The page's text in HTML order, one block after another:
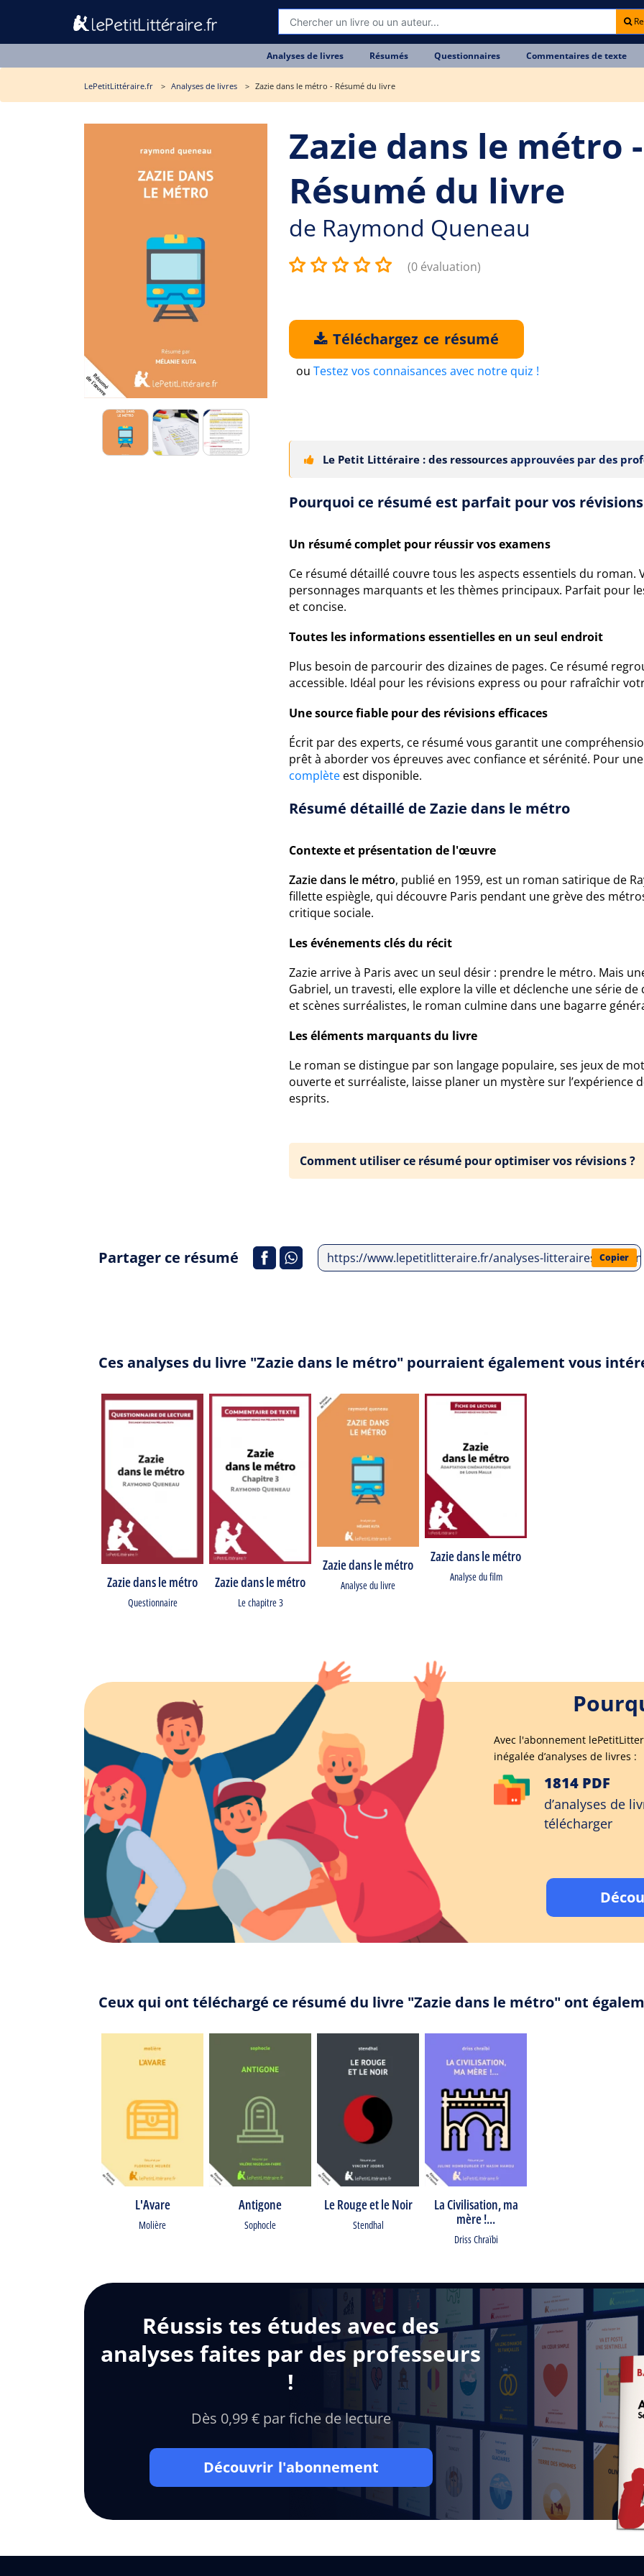
Analyses de livres Résumés Questionnaires Commentaires de texte
LePetitLittéraire.fr Analyses de livres Zazie dans le métro - Résumé du livre
Zazie dans le métro -
Résumé du livre
de Raymond Queneau
(0 évaluation)
Téléchargez ce résumé
ou Testez vos connaisances avec notre quiz !
Le Petit Littéraire : des ressources approuvées par des
Pourquoi ce résumé est parfait pour vos révisions
Un résumé complet pour réussir vos examens
Ce résumé détaillé couvre tous les aspects essentiels du roman.
personnages marquants et les thèmes principaux. Parfait pour
et concise.
Toutes les informations essentielles en un seul endroit
Plus besoin de parcourir des dizaines de pages. Ce résumé
accessible. Idéal pour les révisions express ou pour rafraîchir
Une source fiable pour des révisions efficaces
Écrit par des experts, ce résumé vous garantit une
prêt à aborder vos épreuves avec confiance et sérénité. Pour
complète est disponible.
Résumé détaillé de Zazie dans le métro
Contexte et présentation de l'œuvre
Zazie dans le métro, publié en 1959, est un roman satirique de
fillette espiègle, qui découvre Paris pendant une grève des
critique sociale.
Les événements clés du récit
Zazie arrive à Paris avec un seul désir : prendre le métro. Mais
Gabriel, un travesti, elle explore la ville et déclenche une série
et scènes surréalistes, le roman culmine dans une bagarre
Les éléments marquants du livre
Le roman se distingue par son langage populaire, ses jeux de
ouverte et surréaliste, laisse planer un mystère sur l’expérience
esprits.
Comment utiliser ce résumé pour optimiser vos révisions ?
Partager ce résumé https://www.lepetitlitteraire.fr/analyses-litteraires/ Copier
Ces analyses du livre "Zazie dans le métro" pourraient également vous
Zazie dans le métro
Questionnaire
Zazie dans le métro
Le chapitre 3
Zazie dans le métro
Analyse du livre
Zazie dans le métro
Analyse du film
Avec l'abonnement
inégalée d’analyses de livres :
1814 PDF
d’analyses de
télécharger
Ceux qui ont téléchargé ce résumé du livre "Zazie dans le métro" ont
L'Avare
Molière
Antigone
Sophocle
Le Rouge et le Noir
Stendhal
La Civilisation, ma
mère !...
Driss Chraïbi
Réussis tes études avec des
analyses faites par des professeurs
!
Dès 0,99 € par fiche de lecture
Découvrir l'abonnement